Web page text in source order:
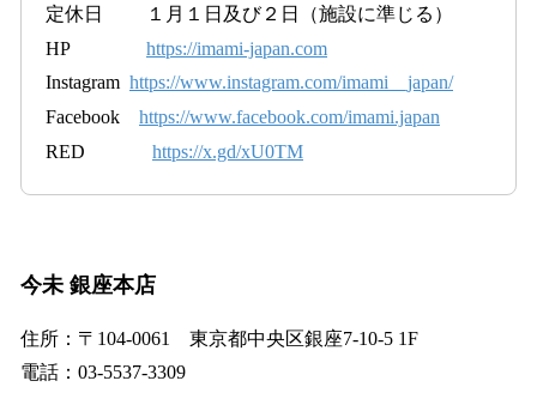
定休日 １月１日及び２日（施設に準じる）
HP https://imami-japan.com
Instagram https://www.instagram.com/imami__japan/
Facebook https://www.facebook.com/imami.japan
RED https://x.gd/xU0TM
今未 銀座本店
住所：〒104-0061 東京都中央区銀座7-10-5 1F
電話：03-5537-3309